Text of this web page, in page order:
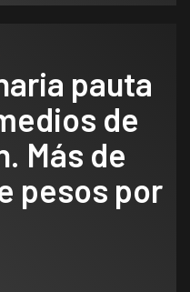
pauta
de
Más de
pesos por